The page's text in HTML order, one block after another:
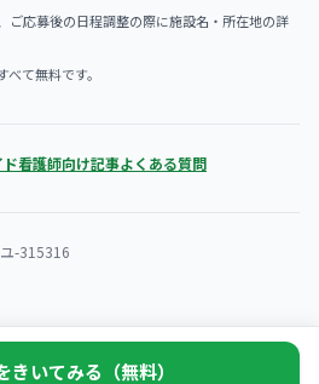
ご応募後の日程調整の際に施設名・所在地の詳
て無料です。
看護師向け記事よくある質問
-315316
きいてみる（無料）